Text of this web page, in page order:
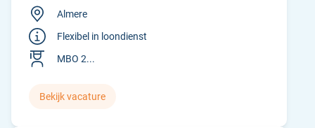
Almere
Flexibel in loondienst
MBO 2...
Bekijk vacature